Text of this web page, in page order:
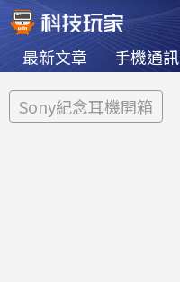
最新文章 手機通訊
Sony紀念耳機開箱